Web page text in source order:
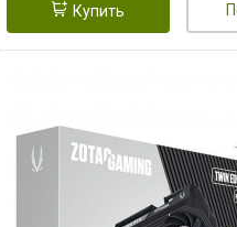
Купить